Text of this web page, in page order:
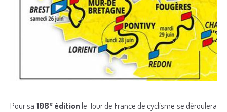
Pour sa 108eéditionle Tour de France de cyclisme se déroulera